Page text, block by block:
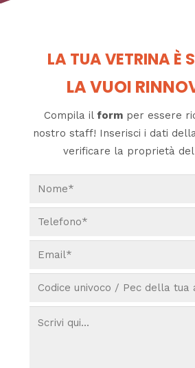
LA TUA VETRINA È
LA VUOI
Compila il form per essere
nostro staff! Inserisci i dati
verificare la proprietà